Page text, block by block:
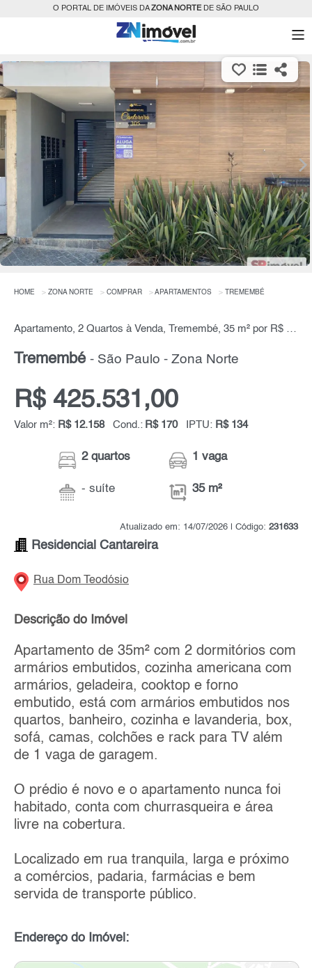
O PORTAL DE IMÓVEIS DAZONA NORTEDE SÃO PAULO
HOME ZONA NORTE COMPRAR APARTAMENTOS TREMEMBÉ
Apartamento, 2 Quartos à Venda, Tremembé, 35 m² por R$ 425.531,00
Tremembé - São Paulo - Zona Norte
R$ 425.531,00
Valor m²: R$ 12.158 Cond.: R$ 170 IPTU: R$ 134
2 quartos
- suíte
1 vaga
35 m²
Atualizado em: 14/07/2026 | Código: 231633
Residencial Cantareira
Rua Dom Teodósio
Descrição do Imóvel
Apartamento de 35m² com 2 dormitórios com
armários embutidos, cozinha americana com
armários, geladeira, cooktop e forno
embutido, está com armários embutidos nos
quartos, banheiro, cozinha e lavanderia, box,
sofá, camas, colchões e rack para TV além
de 1 vaga de garagem.
O prédio é novo e o apartamento nunca foi
habitado, conta com churrasqueira e área
livre na cobertura.
Localizado em rua tranquila, larga e próximo
a comércios, padaria, farmácias e bem
servida de transporte público.
Endereço do Imóvel: